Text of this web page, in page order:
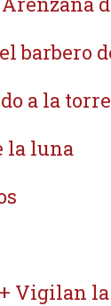
barbero
a la torre
la luna
Vigilan